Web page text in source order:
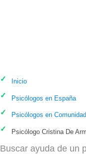
Inicio
Psicólogos en España
Psicólogos en
Psicólogo Cristina De
Buscar ayuda de un